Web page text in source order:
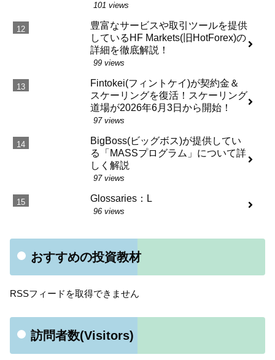
101 views
豊富なサービスや取引ツールを提供
しているHF Markets(旧HotForex)の
詳細を徹底解説！
99 views
Fintokei(フィントケイ)が契約金＆
スケーリングを復活！スケーリング
道場が2026年6月3日から開始！
97 views
BigBoss(ビッグボス)が提供してい
る「MASSプログラム」について詳
しく解説
97 views
Glossaries：L
96 views
おすすめの投資教材
RSSフィードを取得できません
訪問者数(Visitors)